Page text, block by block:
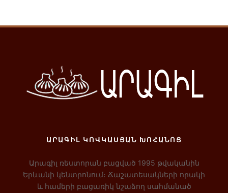
ԱՐԱԳԻԼ ԿՈՎԿԱՍՅԱՆ ԽՈՀԱՆՈՑ
Արագիլ ռեստորան բացված 1995 թվականին
Երևանի կենտրոնում։ Ճաշատեսակների որակի
և համերի բացառիկ նշաձող սահմանած